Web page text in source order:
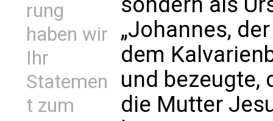
rung
haben wir
Ihr
Statemen
t zum
„Johannes,
dem
und bezeugte,
die Mutter